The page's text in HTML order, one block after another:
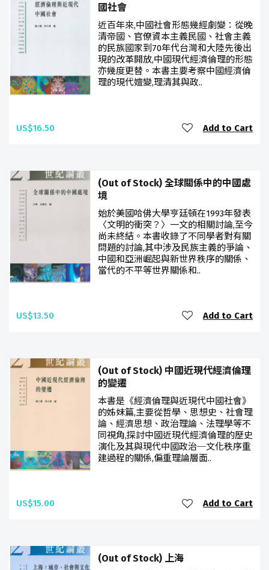
國社會
近百年來,中國社會形態幾經劇變：從晚
清帝國、官僚資本主義民國、社會主義
的民族國家到70年代台灣和大陸先後出
現的改革開放,中國現代經濟倫理的形態
亦幾度更替。本書主要考察中國經濟倫
理的現代嬗變,理清其與政..
US$16.50 Add to Cart
(Out of Stock) 全球關係中的中國處
境
始於美國哈佛大學亨廷頓在1993年發表
〈文明的衝突？〉一文的相關討論,至今
尚未終結。本書收錄了不同學者對有關
問題的討論,其中涉及民族主義的爭論、
中國和亞洲崛起與新世界秩序的關係、
當代的不平等世界關係和..
US$13.50 Add to Cart
(Out of Stock) 中國近現代經濟倫理
的變遷
本書是《經濟倫理與近現代中國社會》
的姊妹篇,主要從哲學、思想史、社會理
論、經濟思想、政治理論、法理學等不
同視角,探討中國近現代經濟倫理的歷史
演化及其與現代中國政治─文化秩序重
建過程的關係,偏重理論層面..
US$15.00 Add to Cart
(Out of Stock) 上海